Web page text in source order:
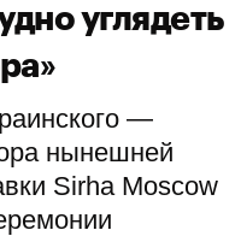
углядеть
—
нынешней
Sirha Moscow